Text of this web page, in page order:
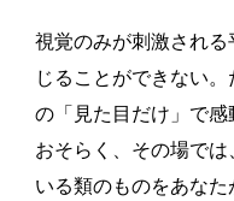
視覚のみが刺激され
じることができない
の「見た目だけ」で感
おそらく、その場で
いる類のものをあな